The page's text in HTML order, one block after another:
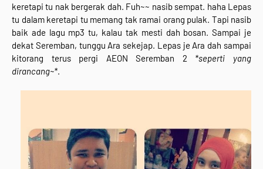
keretapi tu nak bergerak dah. Fuh~~ nasib sempat. haha Lepas
tu dalam keretapi tu memang tak ramai orang pulak. Tapi nasib
baik ade lagu mp3 tu, kalau tak mesti dah bosan. Sampai je
dekat Seremban, tunggu Ara sekejap. Lepas je Ara dah sampai
kitorang terus pergi AEON Seremban 2 *seperti yang
dirancang~*.